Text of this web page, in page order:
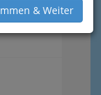
& Weiter